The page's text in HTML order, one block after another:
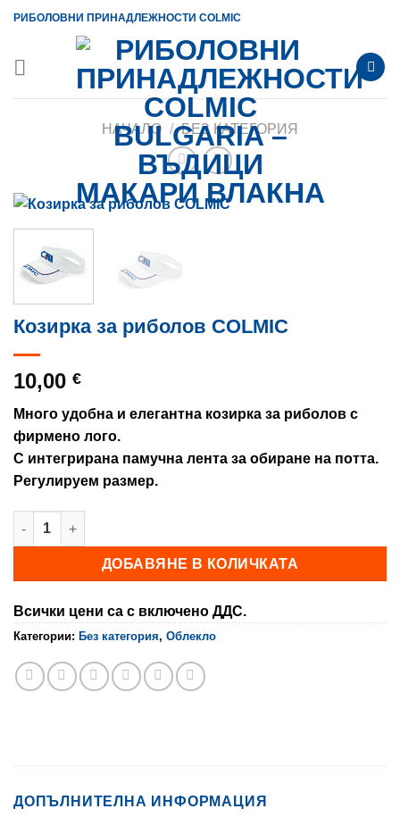
SkipРИБОЛОВНИ ПРИНАДЛЕЖНОСТИ COLMIC
НАЧАЛО / БЕЗ КАТЕГОРИЯ
Козирка за риболов COLMIC
10,00 €
Много удобна и елегантна козирка за риболов с
фирмено лого.
С интегрирана памучна лента за обиране на потта.
Регулируем размер.
количество за Козирка за риболов COLMIC
ДОБАВЯНЕ В КОЛИЧКАТА
Всички цени са с включено ДДС.
Категории: Без категория, Облекло
ДОПЪЛНИТЕЛНА ИНФОРМАЦИЯ